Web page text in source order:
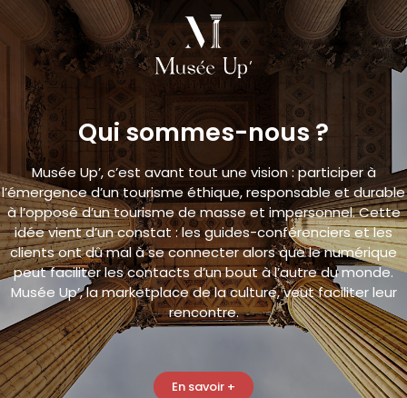
Qui sommes-nous ?
Musée Up’, c’est avant tout une vision : participer à
l’émergence d’un tourisme éthique, responsable et durable
à l’opposé d’un tourisme de masse et impersonnel. Cette
idée vient d’un constat : les guides-conférenciers et les
clients ont dû mal à se connecter alors que le numérique
peut faciliter les contacts d’un bout à l’autre du monde.
Musée Up’, la marketplace de la culture, veut faciliter leur
rencontre.
En savoir +